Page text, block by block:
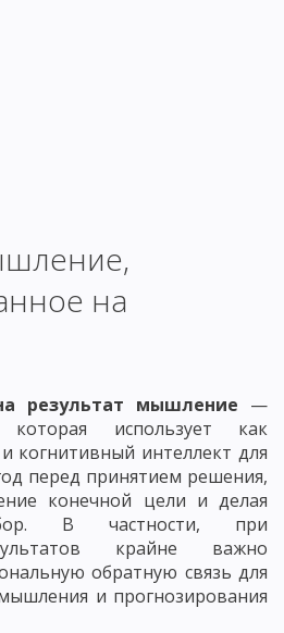
на
результат мышление —
использует как
когнитивный интеллект для
перед принятием решения,
конечной цели и делая
В частности, при
крайне важно
обратную связь для
и прогнозирования